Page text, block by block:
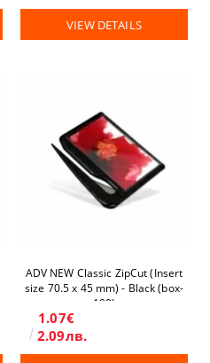
VIEW DETAILS
ADV NEW Classic ZipCut (Insert
size 70.5 x 45 mm) - Black (box-
100)
1.07€
2.09лв.